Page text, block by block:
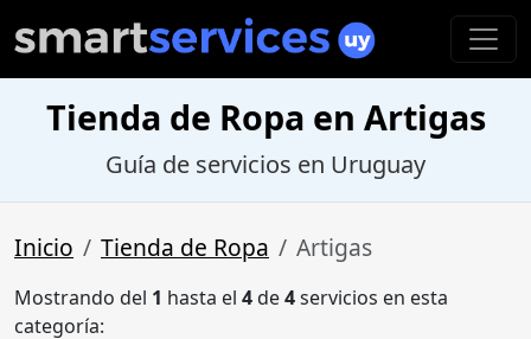
Tienda de Ropa en Artigas
Guía de servicios en Uruguay
Inicio Tienda de Ropa Artigas
Mostrando del 1 hasta el 4de4servicios en esta
categoría: